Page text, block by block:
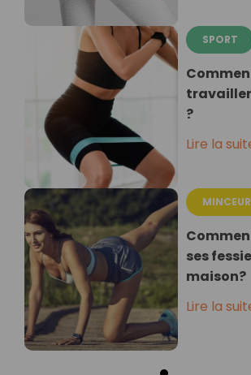
SPORT
travailler
?
Lire la
MINCEUR
ses
maison?
Lire la